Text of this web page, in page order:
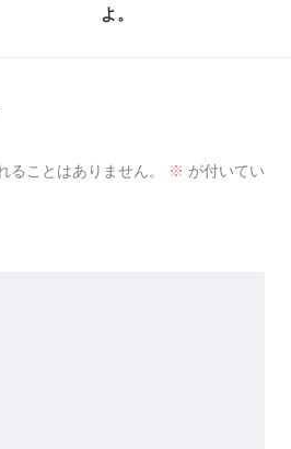
よ。
ることはありません。 ※ が付いてい